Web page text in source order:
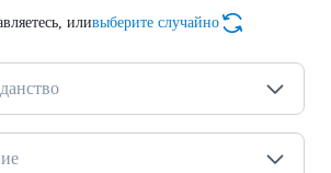
иливыберите случайно